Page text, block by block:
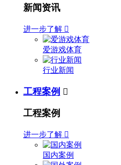
新闻资讯
进一步了解 
爱游戏体育
行业新闻
工程案例 
工程案例
进一步了解 
国内案例